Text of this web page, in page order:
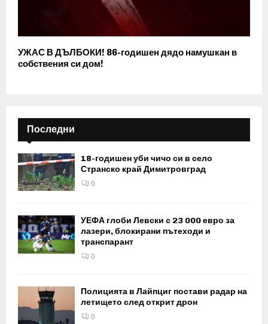
УЖАС В ДЪЛБОКИ! 86-годишен дядо намушкан в
собствения си дом!
Последни
18-годишен уби чичо си в село
Странско край Димитровград
0
УЕФА глоби Левски с 23 000 евро за
лазери, блокирани пътеходи и
транспарант
0
Полицията в Лайпциг постави радар на
летището след открит дрон
0